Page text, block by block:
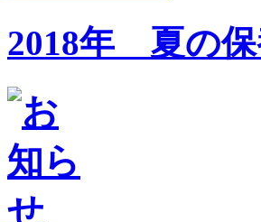
2018年 夏の